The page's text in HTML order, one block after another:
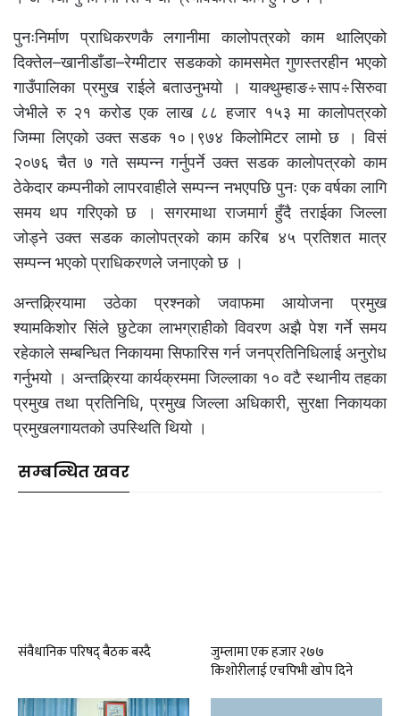
पुनःनिर्माण प्राधिकरणकै लगानीमा कालोपत्रको काम थालिएको
दिक्तेल–खानीडाँडा–रेग्मीटार सडकको कामसमेत गुणस्तरहीन भएको
गाउँपालिका प्रमुख राईले बताउनुभयो । याक्थुम्हाङ÷साप÷सिरुवा
जेभीले रु २१ करोड एक लाख ८८ हजार १५३ मा कालोपत्रको
जिम्मा लिएको उक्त सडक १०।९७४ किलोमिटर लामो छ । विसं
२०७६ चैत ७ गते सम्पन्न गर्नुपर्ने उक्त सडक कालोपत्रको काम
ठेकेदार कम्पनीको लापरवाहीले सम्पन्न नभएपछि पुनः एक वर्षका लागि
समय थप गरिएको छ । सगरमाथा राजमार्ग हुँदै तराईका जिल्ला
जोड्ने उक्त सडक कालोपत्रको काम करिब ४५ प्रतिशत मात्र
सम्पन्न भएको प्राधिकरणले जनाएको छ ।
अन्तक्र्रियामा उठेका प्रश्नको जवाफमा आयोजना प्रमुख
श्यामकिशोर सिंले छुटेका लाभग्राहीको विवरण अझै पेश गर्ने समय
रहेकाले सम्बन्धित निकायमा सिफारिस गर्न जनप्रतिनिधिलाई अनुरोध
गर्नुभयो । अन्तक्र्रिया कार्यक्रममा जिल्लाका १० वटै स्थानीय तहका
प्रमुख तथा प्रतिनिधि, प्रमुख जिल्ला अधिकारी, सुरक्षा निकायका
प्रमुखलगायतको उपस्थिति थियो ।
सम्बन्धित खवर
संवैधानिक परिषद् बैठक बस्दै
जुम्लामा एक हजार २७७
किशोरीलाई एचपिभी खोप दिने